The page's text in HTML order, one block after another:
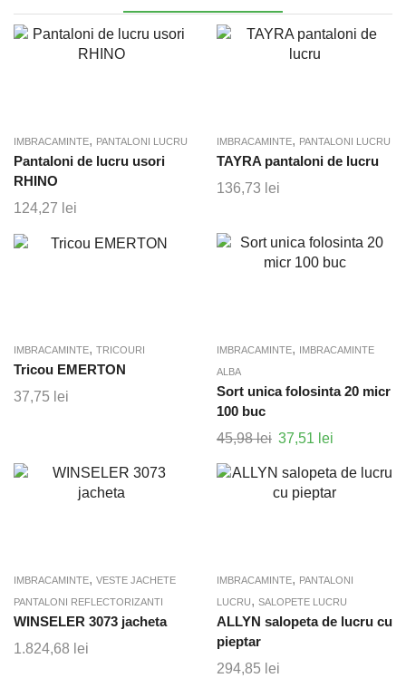
IMBRACAMINTE, PANTALONI LUCRU
Pantaloni de lucru usori
RHINO
124,27 lei
IMBRACAMINTE, PANTALONI LUCRU
TAYRA pantaloni de lucru
136,73 lei
IMBRACAMINTE, TRICOURI
Tricou EMERTON
37,75 lei
IMBRACAMINTE, IMBRACAMINTE
ALBA
Sort unica folosinta 20 micr
100 buc
45,98lei Prețul
a
fost:
37,51 lei
este:
IMBRACAMINTE, VESTE JACHETE
PANTALONI REFLECTORIZANTI
WINSELER 3073 jacheta
1.824,68 lei
IMBRACAMINTE, PANTALONI
LUCRU, SALOPETE LUCRU
ALLYN salopeta de lucru cu
pieptar
294,85 lei